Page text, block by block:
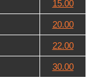
15.00
20.00
22.00
30.00